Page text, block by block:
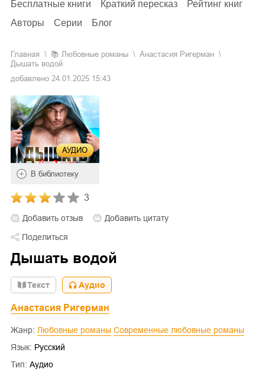
Бесплатные книги
Краткий пересказ
Рейтинг книг
Авторы
Серии Блог
Главная 📚 любовные романы
Анастасия Ригерман
Дышать водой
добавлено 24.01.2025 15:43
АУДИО
В библиотеку
3
Добавить отзыв
Добавить цитату
Поделиться
Дышать водой
Текст Аудио
Анастасия Ригерман
Жанр: Любовные романы
Современные любовные романы
Язык: Русский
Тип: Аудио